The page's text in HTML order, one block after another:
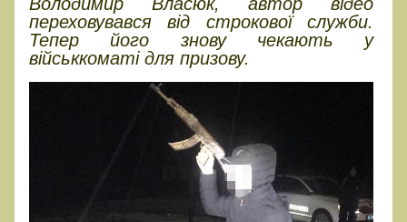
переховувався від строкової служби.
Тепер його знову чекають у
військкоматі для призову.